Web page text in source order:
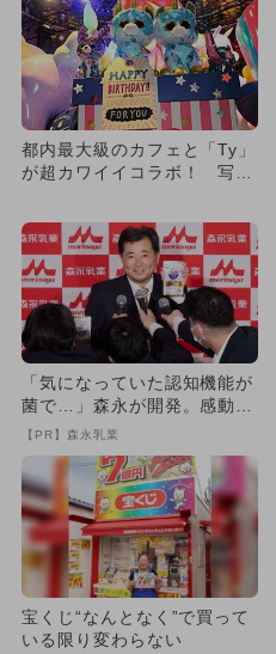
都内最大級のカフェと「Ty」
が超カワイイコラボ！ 写真
「気になっていた認知機能が
菌で…」森永が開発。感動の
70代続出
【PR】森永乳業
宝くじ“なんとなく”で買って
いる限り変わらない